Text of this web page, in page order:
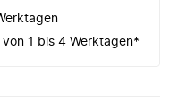
1 bis 4 Werktagen*